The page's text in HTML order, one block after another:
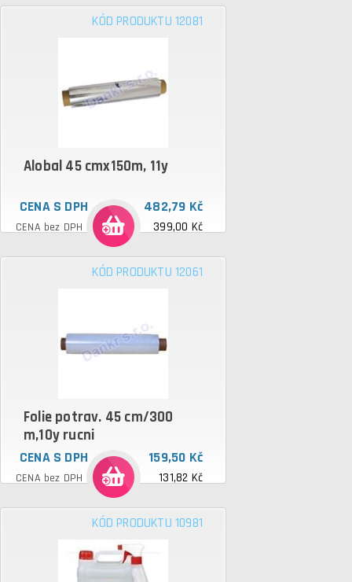
KÓD PRODUKTU 12081
Alobal 45 cmx150m, 11y
CENA S DPH 482,79 Kč
CENA bez DPH 399,00 Kč
KÓD PRODUKTU 12061
Folie potrav. 45 cm/300
m,10y rucni
CENA S DPH 159,50 Kč
CENA bez DPH 131,82 Kč
KÓD PRODUKTU 10981